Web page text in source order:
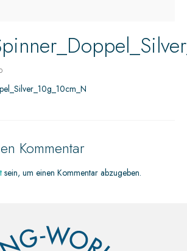
Kommentar
sein, um einen Kommentar abzugeben.